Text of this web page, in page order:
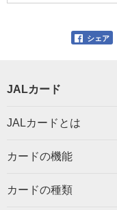
シェア
JALカード
JALカードとは
カードの機能
カードの種類